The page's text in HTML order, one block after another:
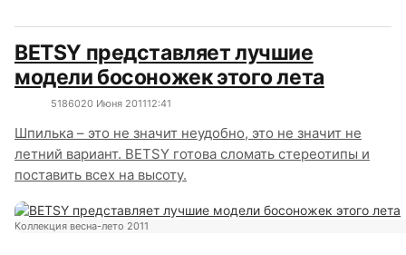
BETSY представляет лучшие
модели босоножек этого лета
5186020 Июня 201112:41
Шпилька – это не значит неудобно, это не значит не
летний вариант. BETSY готова сломать стереотипы и
поставить всех на высоту.
Коллекция весна-лето 2011